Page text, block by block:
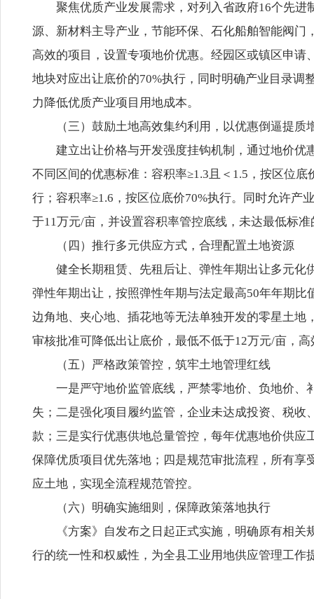
聚焦优质产业发展需求，对列入省政府16个先
源、新材料主导产业，节能环保、石化船舶智能阀
高效的项目，设置专项地价优惠。经园区或镇区申
地块对应出让底价的70%执行，同时明确产业目录
力降低优质产业项目用地成本。
（三）鼓励土地高效集约利用，以优惠倒逼提质
建立出让价格与开发强度挂钩机制，通过地价
不同区间的优惠标准：容积率≥1.3且＜1.5，按区位
行；容积率≥1.6，按区位底价70%执行。同时允许产
于11万元/亩，并设置容积率管控底线，未达最低标
（四）推行多元供应方式，合理配置土地资源
健全长期租赁、先租后让、弹性年期出让多元
弹性年期出让，按照弹性年期与法定最高50年年期
边角地、夹心地、插花地等无法单独开发的零星土
审核批准可降低出让底价，最低不低于12万元/亩，
（五）严格政策管控，筑牢土地管理红线
一是严守地价监管底线，严禁零地价、负地价
失；二是强化项目履约监管，企业未达成投资、税
款；三是实行优惠供地总量管控，每年优惠地价供
保障优质项目优先落地；四是规范审批流程，所有
应土地，实现全流程规范管控。
（六）明确实施细则，保障政策落地执行
《方案》自发布之日起正式实施，明确原有相
行的统一性和权威性，为全县工业用地供应管理工作